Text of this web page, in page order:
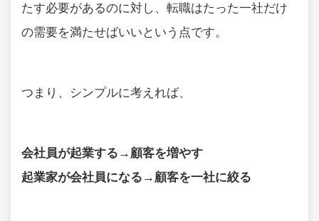
たす必要があるのに対し、転職はたった一社だけ
の需要を満たせばいいという点です。
つまり、シンプルに考えれば、
会社員が起業する→顧客を増やす
起業家が会社員になる→顧客を一社に絞る